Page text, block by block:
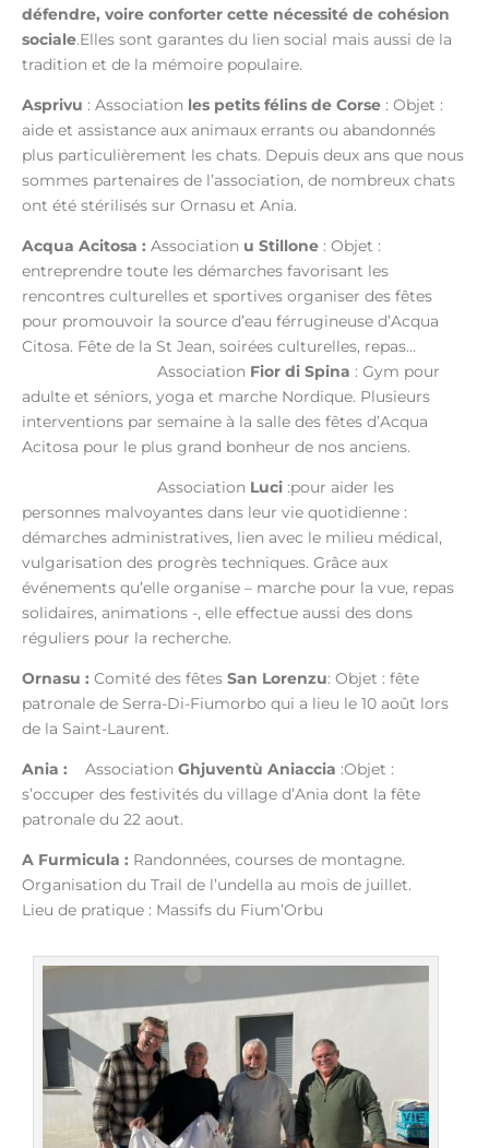
défendre, voire conforter cette nécessité de cohésion
sociale.Elles sont garantes du lien social mais aussi de la
tradition et de la mémoire populaire.
Asprivu : Association les petits félins de Corse : Objet :
aide et assistance aux animaux errants ou abandonnés
plus particulièrement les chats. Depuis deux ans que nous
sommes partenaires de l’association, de nombreux chats
ont été stérilisés sur Ornasu et Ania.
Acqua Acitosa : Association u Stillone : Objet :
entreprendre toute les démarches favorisant les
rencontres culturelles et sportives organiser des fêtes
pour promouvoir la source d’eau férrugineuse d’Acqua
Citosa. Fête de la St Jean, soirées culturelles, repas…
Association Fior di Spina : Gym pour
adulte et séniors, yoga et marche Nordique. Plusieurs
interventions par semaine à la salle des fêtes d’Acqua
Acitosa pour le plus grand bonheur de nos anciens.
Association Luci :pour aider les
personnes malvoyantes dans leur vie quotidienne :
démarches administratives, lien avec le milieu médical,
vulgarisation des progrès techniques. Grâce aux
événements qu’elle organise – marche pour la vue, repas
solidaires, animations -, elle effectue aussi des dons
réguliers pour la recherche.
Ornasu : Comité des fêtes San Lorenzu: Objet : fête
patronale de Serra-Di-Fiumorbo qui a lieu le 10 août lors
de la Saint-Laurent.
Ania : Association Ghjuventù Aniaccia :Objet :
s’occuper des festivités du village d’Ania dont la fête
patronale du 22 aout.
A Furmicula : Randonnées, courses de montagne.
Organisation du Trail de l’undella au mois de juillet.
Lieu de pratique : Massifs du Fium’Orbu